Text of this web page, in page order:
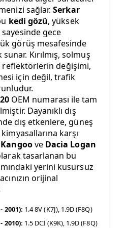
sağlar.Serkar
kedi gözü, yüksek
gece
görüş mesafesinde
Kırılmış, solmuş
reflektörlerin değişimi,
için değil, trafik
OEM numarası ile tam
Dayanıklı dış
dış etkenlere, güneş
kimyasallarına karşı
ve Dacia Logan
tasarlanan bu
yerini kusursuz
orijinal
2001): 1.4 8V (K7J), 1.9D (F8Q)
2010): 1.5 DCİ (K9K), 1.9D (F8Q)